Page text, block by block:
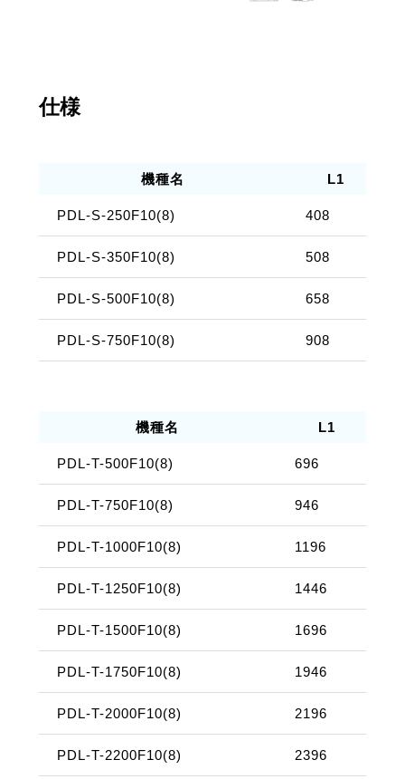
仕様
機種名 L1
PDL-S-250F10(8) 408
PDL-S-350F10(8) 508
PDL-S-500F10(8) 658
PDL-S-750F10(8) 908
機種名 L1
PDL-T-500F10(8) 696
PDL-T-750F10(8) 946
PDL-T-1000F10(8) 1196
PDL-T-1250F10(8) 1446
PDL-T-1500F10(8) 1696
PDL-T-1750F10(8) 1946
PDL-T-2000F10(8) 2196
PDL-T-2200F10(8) 2396